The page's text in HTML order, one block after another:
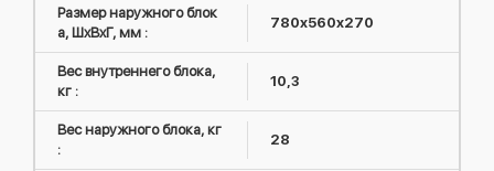
Размер наружного блок
а, ШxВxГ, мм :
780x560x270
Вес внутреннего блока,
кг :
10,3
Вес наружного блока, кг
:
28